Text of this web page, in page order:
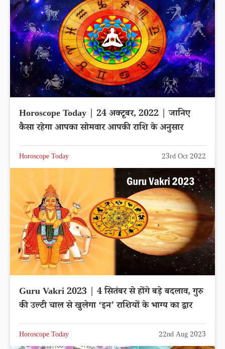
Horoscope Today | 24 अक्टूबर, 2022 | जानिए
कैसा रहेगा आपका सोमवार आपकी राशि के अनुसार
Horoscope Today 23rd Oct 2022
Guru Vakri 2023 | 4 सितंबर से होंगे बड़े बदलाव, गुरु
की उल्टी चाल से खुलेगा ‘इन’ राशियों के भाग्य का द्वार
Horoscope Today 22nd Aug 2023